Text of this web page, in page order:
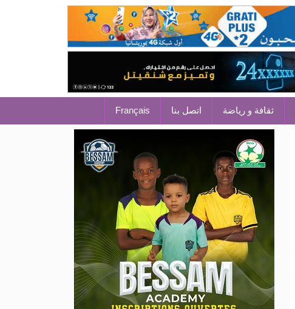
ثقافة و رياضة اتصل بنا Français